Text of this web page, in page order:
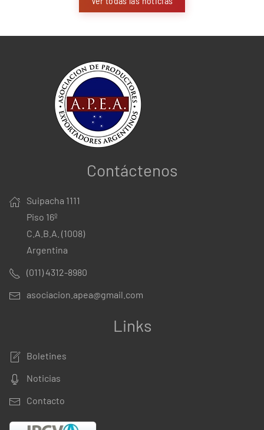
Contáctenos
Suipacha 1111
Piso 16º
C.A.B.A. (1008)
Argentina
(011) 4312-8980
asociacion.apea@gmail.com
Links
Boletines
Noticias
Contacto